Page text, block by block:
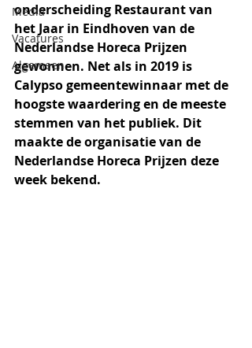
Media
Vacatures
Algemeen
onderscheiding Restaurant van
het Jaar in Eindhoven van de
Nederlandse Horeca Prijzen
gewonnen. Net als in 2019 is
Calypso gemeentewinnaar met de
hoogste waardering en de meeste
stemmen van het publiek. Dit
maakte de organisatie van de
Nederlandse Horeca Prijzen deze
week bekend.